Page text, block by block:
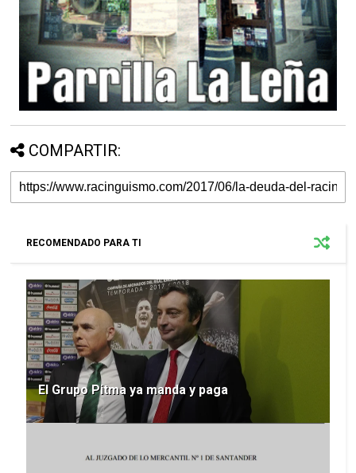
COMPARTIR:
RECOMENDADO PARA TI
El Grupo Pitma ya manda y paga